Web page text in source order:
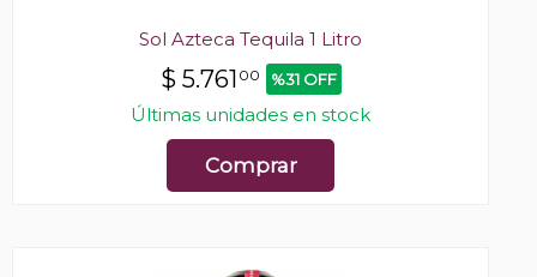
Sol Azteca Tequila 1 Litro
$ 5.761 00 %31 OFF
Últimas unidades en stock
Comprar